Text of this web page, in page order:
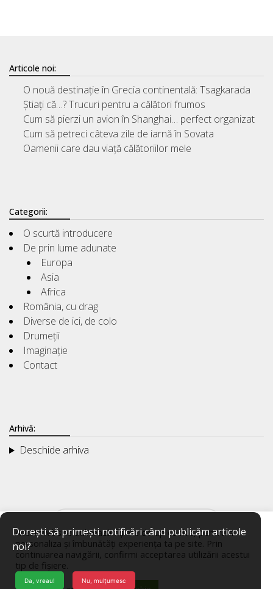
Articole noi:
O nouă destinație în Grecia continentală: Tsagkarada
Știați că…? Trucuri pentru a călători frumos
Cum să pierzi un avion în Shanghai… perfect organizat
Cum să petreci câteva zile de iarnă în Sovata
Oamenii care dau viață călătoriilor mele
Categorii:
O scurtă introducere
De prin lume adunate
Europa
Asia
Africa
România, cu drag
Diverse de ici, de colo
Drumeții
Imaginație
Contact
Arhivă:
Deschide arhiva
Dorești să primești notificări când publicăm articole
noi?
Da, vreau! Nu, mulțumesc
Acest website utilizează fișiere de tip cookie, pentru a
personaliza și îmbunătăți experiența ta pe site. Prin
continuarea navigării, confirmi acceptarea utilizării acestui
tip de fișiere.